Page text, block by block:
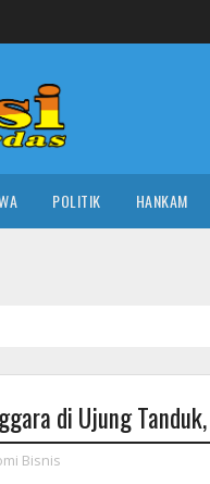
POLITIK HANKAM
di Ujung
Bisnis